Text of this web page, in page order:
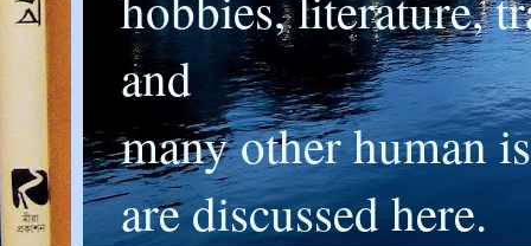
and
many other human
are discussed here.